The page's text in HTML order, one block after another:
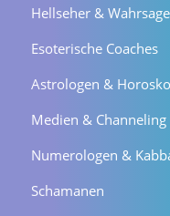
Hellseher &
Esoterische Coaches
Astrologen &
Medien & Channeling
Numerologen &
Schamanen